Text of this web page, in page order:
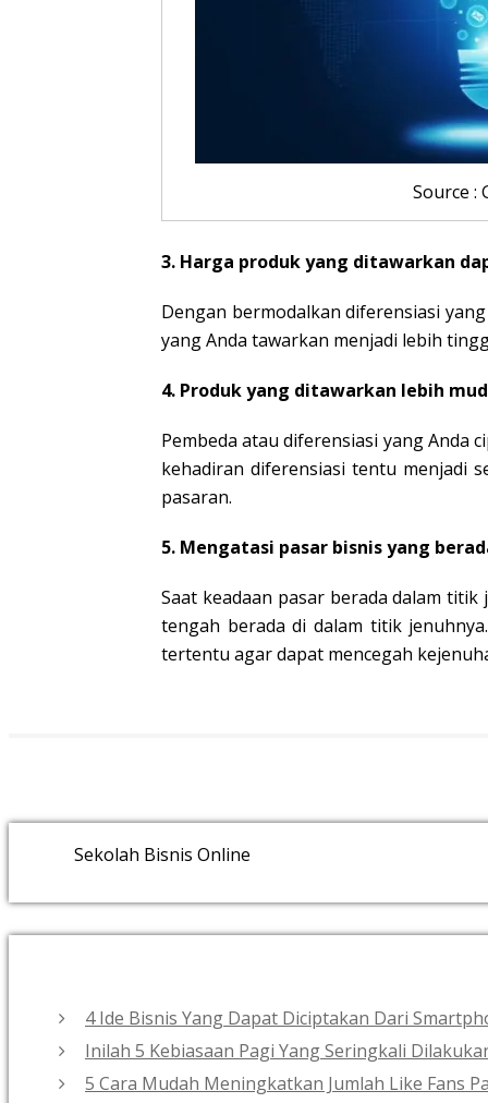
Source :
3. Harga produk yang ditawarkan
Dengan bermodalkan diferensiasi
yang Anda tawarkan menjadi lebih
4. Produk yang ditawarkan lebih
Pembeda atau diferensiasi yang
kehadiran diferensiasi tentu menjadi
pasaran.
5. Mengatasi pasar bisnis yang
Saat keadaan pasar berada dalam
tengah berada di dalam titik
tertentu agar dapat mencegah
Sekolah Bisnis Online
4 Ide Bisnis Yang Dapat Diciptakan Dari
Inilah 5 Kebiasaan Pagi Yang Seringkali
5 Cara Mudah Meningkatkan Jumlah Like Fans